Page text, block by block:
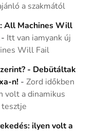
a szakmától
All Machines Will
- Itt van iamyank új
Will Fail
- Debütáltak
n! -Zord időkben
volt a dinamikus
tesztje
ilyen volt a